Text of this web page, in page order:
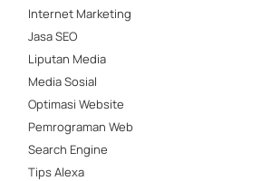
Internet Marketing
Jasa SEO
Liputan Media
Media Sosial
Optimasi Website
Pemrograman Web
Search Engine
Tips Alexa